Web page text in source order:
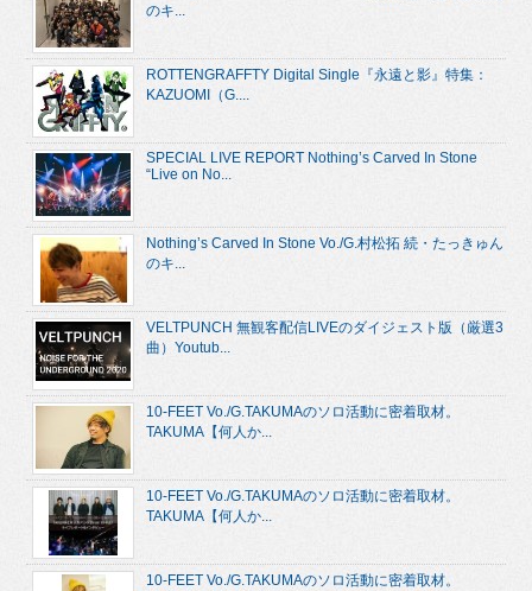
のキ...
ROTTENGRAFFTY Digital Single『永遠と影』特集：
KAZUOMI（G....
SPECIAL LIVE REPORT Nothing’s Carved In Stone
“Live on No...
Nothing’s Carved In Stone Vo./G.村松拓 続・たっきゅん
のキ...
VELTPUNCH 無観客配信LIVEのダイジェスト版（厳選3
曲）Youtub...
10-FEET Vo./G.TAKUMAのソロ活動に密着取材。
TAKUMA【何人か...
10-FEET Vo./G.TAKUMAのソロ活動に密着取材。
TAKUMA【何人か...
10-FEET Vo./G.TAKUMAのソロ活動に密着取材。